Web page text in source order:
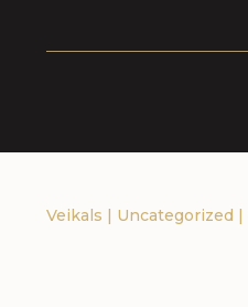
Veikals | Uncategorized |